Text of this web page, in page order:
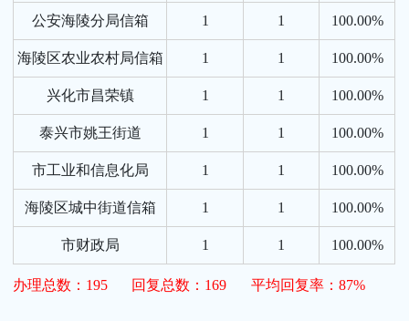
公安海陵分局信箱 1 1 100.00%
海陵区农业农村局信箱 1 1 100.00%
兴化市昌荣镇 1 1 100.00%
泰兴市姚王街道 1 1 100.00%
市工业和信息化局 1 1 100.00%
海陵区城中街道信箱 1 1 100.00%
市财政局 1 1 100.00%
办理总数：195 回复总数：169 平均回复率：87%